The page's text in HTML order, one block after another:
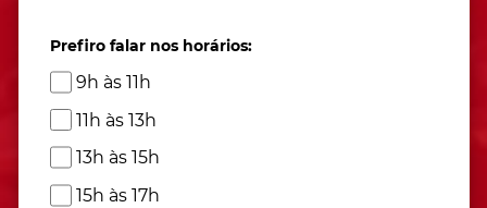
Prefiro falar nos horários:
9h às 11h
11h às 13h
13h às 15h
15h às 17h